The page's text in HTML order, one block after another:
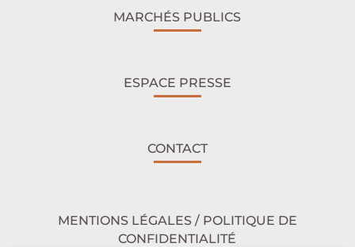
MARCHÉS PUBLICS
ESPACE PRESSE
CONTACT
MENTIONS LÉGALES / POLITIQUE DE
CONFIDENTIALITÉ